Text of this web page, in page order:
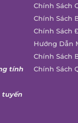
tính
tuyến
Chính Sách
Chính Sách
Chính Sách
Hướng Dẫn
Chính Sách
Chính Sách